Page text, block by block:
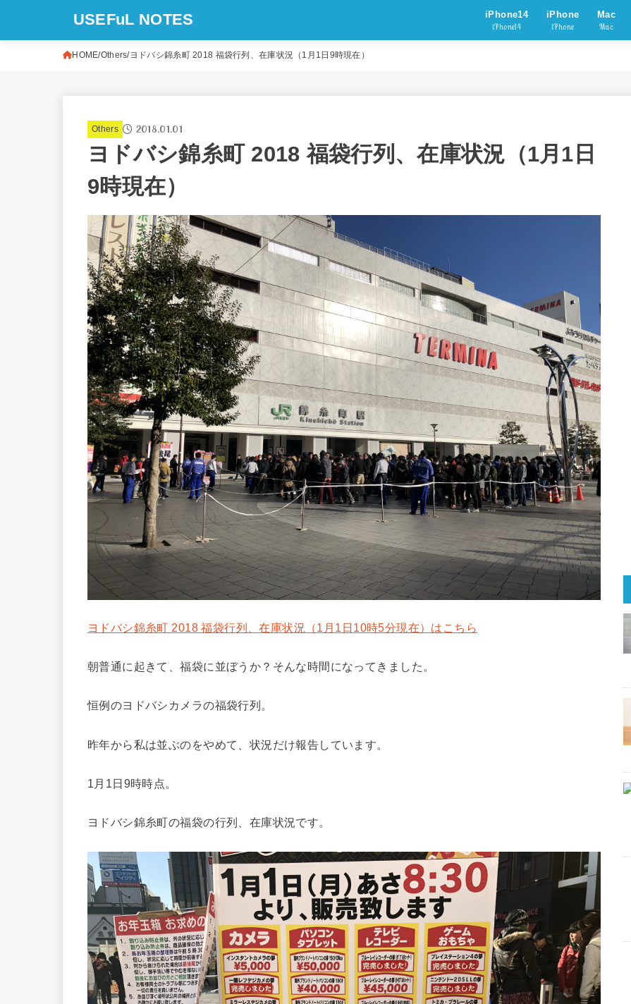
USEFuL NOTES iPhone14
iPhone14
iPhone
iPhone
Mac
Mac
HOME Others ヨドバシ錦糸町 2018 福袋行列、在庫状況（1月1日9時現在）
Others 2018.01.01
ヨドバシ錦糸町 2018 福袋行列、在庫状況（1月1日
9時現在）
ヨドバシ錦糸町 2018 福袋行列、在庫状況（1月1日10時5分現在）はこちら
朝普通に起きて、福袋に並ぼうか？そんな時間になってきました。
恒例のヨドバシカメラの福袋行列。
昨年から私は並ぶのをやめて、状況だけ報告しています。
1月1日9時時点。
ヨドバシ錦糸町の福袋の行列、在庫状況です。